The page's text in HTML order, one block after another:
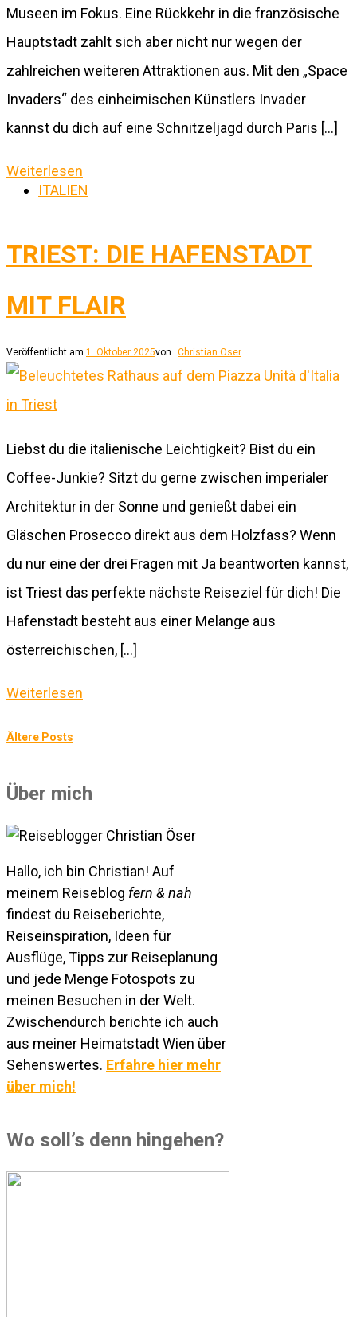
Museen im Fokus. Eine Rückkehr in die französische
Hauptstadt zahlt sich aber nicht nur wegen der
zahlreichen weiteren Attraktionen aus. Mit den „Space
Invaders“ des einheimischen Künstlers Invader
kannst du dich auf eine Schnitzeljagd durch Paris […]
Weiterlesen
ITALIEN
TRIEST: DIE HAFENSTADT
MIT FLAIR
Veröffentlicht am 1. Oktober 2025von Christian Öser
Liebst du die italienische Leichtigkeit? Bist du ein
Coffee-Junkie? Sitzt du gerne zwischen imperialer
Architektur in der Sonne und genießt dabei ein
Gläschen Prosecco direkt aus dem Holzfass? Wenn
du nur eine der drei Fragen mit Ja beantworten kannst,
ist Triest das perfekte nächste Reiseziel für dich! Die
Hafenstadt besteht aus einer Melange aus
österreichischen, […]
Weiterlesen
BEITRAGSNAVIGATION
Ältere Posts
Über mich
Hallo, ich bin Christian! Auf
meinem Reiseblog fern & nah
findest du Reiseberichte,
Reiseinspiration, Ideen für
Ausflüge, Tipps zur Reiseplanung
und jede Menge Fotospots zu
meinen Besuchen in der Welt.
Zwischendurch berichte ich auch
aus meiner Heimatstadt Wien über
Sehenswertes. Erfahre hier mehr
über mich!
Wo soll’s denn hingehen?